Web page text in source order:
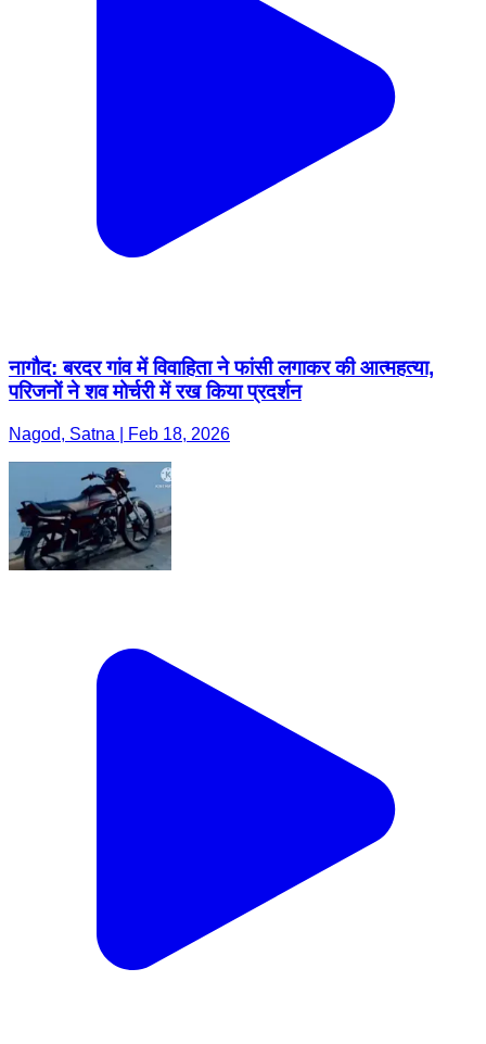
नागौद: बरदर गांव में विवाहिता ने फांसी लगाकर की आत्महत्या,
परिजनों ने शव मोर्चरी में रख किया प्रदर्शन
Nagod, Satna | Feb 18, 2026